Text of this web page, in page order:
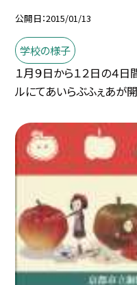
公開日 2015/01/13
学校の様子
１月９日から１２日の４
ルにてあいらぶふぇあが